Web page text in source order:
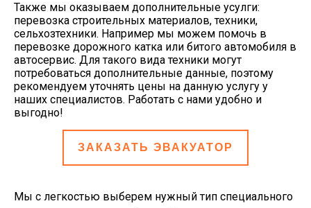
Также мы оказываем дополнительные усулги:
перевозка строительных материалов, техники,
сельхозтехники. Например мы можем помочь в
перевозке дорожного катка или битого автомобиля в
автосервис. Для такого вида техники могут
потребоваться дополнительные данные, поэтому
рекомендуем уточнять цены на данную услугу у
наших специалистов. Работать с нами удобно и
выгодно!
ЗАКАЗАТЬ ЭВАКУАТОР
Мы с легкостью выберем нужный тип специального